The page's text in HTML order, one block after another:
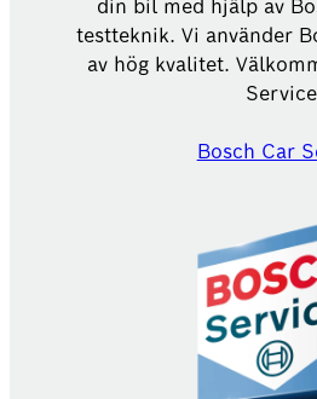
din bil med hjälp av
testteknik. Vi använder
av hög kvalitet.
Bosch Car